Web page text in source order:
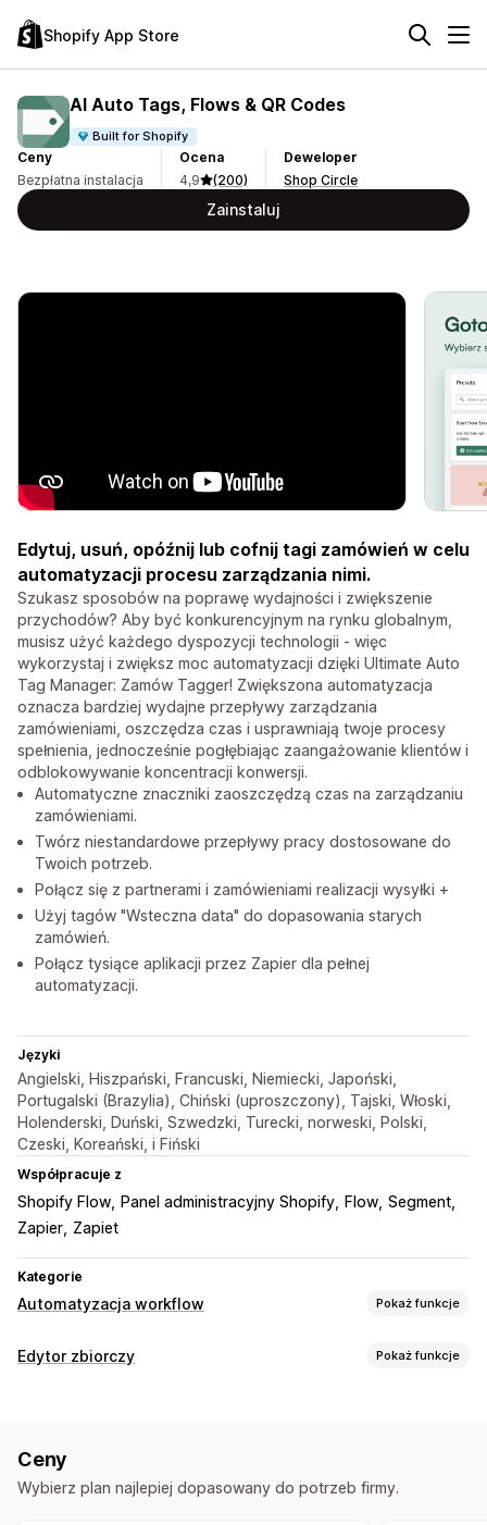
Shopify App Store
AI Auto Tags, Flows & QR Codes
Built for Shopify
Ceny
Bezpłatna instalacja
Ocena
4,9
(200)
Deweloper
Shop Circle
Zainstaluj
Edytuj, usuń, opóźnij lub cofnij tagi zamówień w celu
automatyzacji procesu zarządzania nimi.
Szukasz sposobów na poprawę wydajności i zwiększenie
przychodów? Aby być konkurencyjnym na rynku globalnym,
musisz użyć każdego dyspozycji technologii - więc
wykorzystaj i zwiększ moc automatyzacji dzięki Ultimate Auto
Tag Manager: Zamów Tagger! Zwiększona automatyzacja
oznacza bardziej wydajne przepływy zarządzania
zamówieniami, oszczędza czas i usprawniają twoje procesy
spełnienia, jednocześnie pogłębiając zaangażowanie klientów i
odblokowywanie koncentracji konwersji.
Automatyczne znaczniki zaoszczędzą czas na zarządzaniu
zamówieniami.
Twórz niestandardowe przepływy pracy dostosowane do
Twoich potrzeb.
Połącz się z partnerami i zamówieniami realizacji wysyłki +
Użyj tagów "Wsteczna data" do dopasowania starych
zamówień.
Połącz tysiące aplikacji przez Zapier dla pełnej
automatyzacji.
Języki
Angielski, Hiszpański, Francuski, Niemiecki, Japoński,
Portugalski (Brazylia), Chiński (uproszczony), Tajski, Włoski,
Holenderski, Duński, Szwedzki, Turecki, norweski, Polski,
Czeski, Koreański, i Fiński
Współpracuje z
Shopify Flow Panel administracyjny Shopify Flow Segment
Zapier Zapiet
Kategorie
Automatyzacja workflow Pokaż funkcje
Zadania automatyzacji
Dostosowanie
Edytor zbiorczy Pokaż funkcje
Działania
Ceny
Wybierz plan najlepiej dopasowany do potrzeb firmy.